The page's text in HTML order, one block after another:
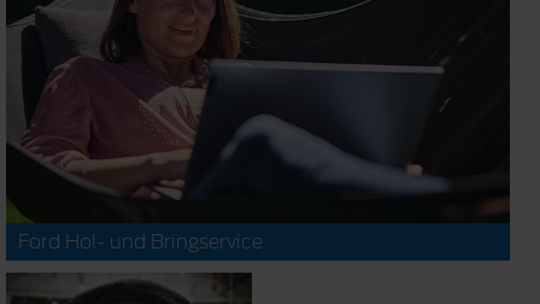
Ford Hol- und Bringservice